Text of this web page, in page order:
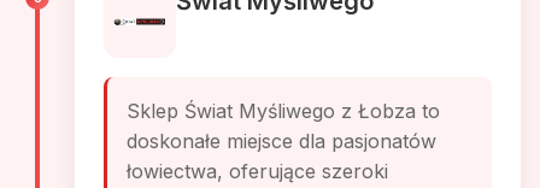
Sklep Świat Myśliwego z Łobza to
doskonałe miejsce dla pasjonatów
łowiectwa, oferujące szeroki